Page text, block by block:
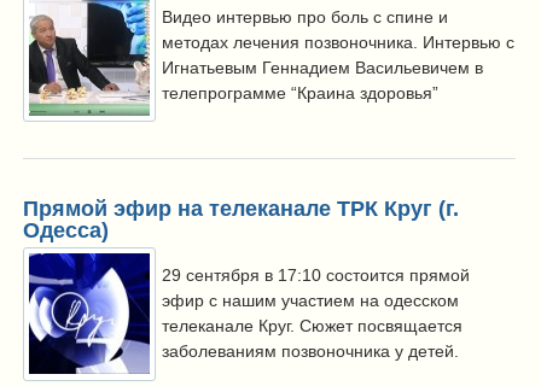
Видео интервью про боль с спине и
методах лечения позвоночника. Интервью с
Игнатьевым Геннадием Васильевичем в
телепрограмме “Краина здоровья”
Прямой эфир на телеканале ТРК Круг (г.
Одесса)
29 сентября в 17:10 состоится прямой
эфир с нашим участием на одесском
телеканале Круг. Сюжет посвящается
заболеваниям позвоночника у детей.